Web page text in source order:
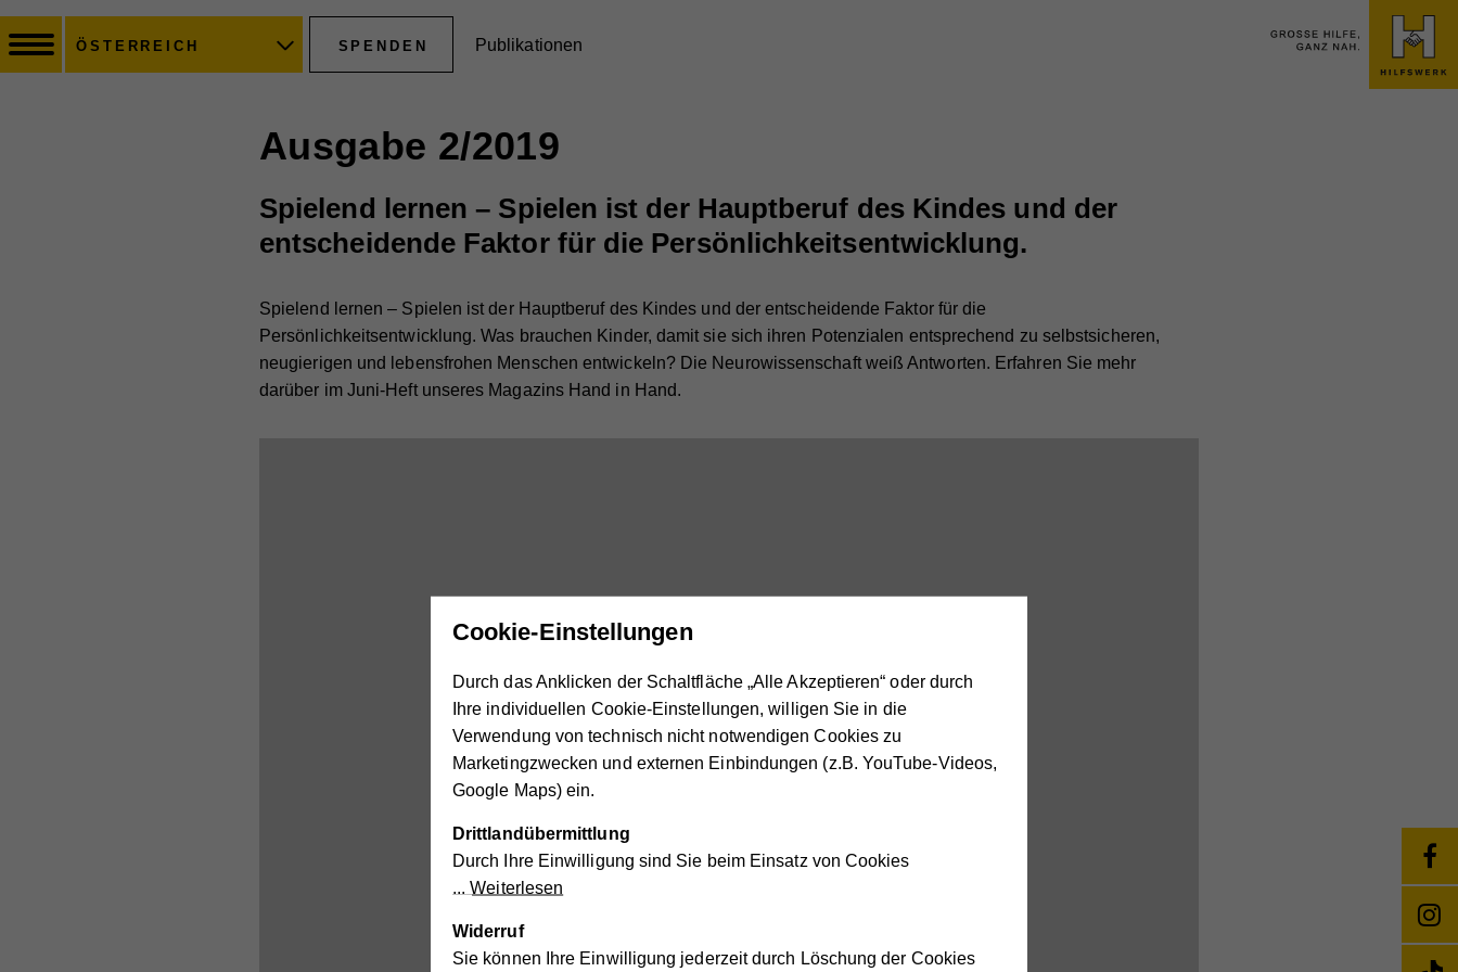
ÖSTERREICH SPENDEN Publikationen
Ausgabe 2/2019
Spielend lernen – Spielen ist der Hauptberuf des Kindes und der
entscheidende Faktor für die Persönlichkeitsentwicklung.
Spielend lernen – Spielen ist der Hauptberuf des Kindes und der entscheidende Faktor für die
Persönlichkeitsentwicklung. Was brauchen Kinder, damit sie sich ihren Potenzialen entsprechend zu selbstsicheren,
neugierigen und lebensfrohen Menschen entwickeln? Die Neurowissenschaft weiß Antworten. Erfahren Sie mehr
darüber im Juni-Heft unseres Magazins Hand in Hand.
Externe Medien aktivieren.
Cookie-Einstellungen
Durch das Anklicken der Schaltfläche „Alle Akzeptieren“ oder durch
Ihre individuellen Cookie-Einstellungen, willigen Sie in die
Verwendung von technisch nicht notwendigen Cookies zu
Marketingzwecken und externen Einbindungen (z.B. YouTube-Videos,
Google Maps) ein.
Drittlandübermittlung
Durch Ihre Einwilligung sind Sie beim Einsatz von Cookies
Weiterlesen
Widerruf
Sie können Ihre Einwilligung jederzeit durch Löschung der Cookies